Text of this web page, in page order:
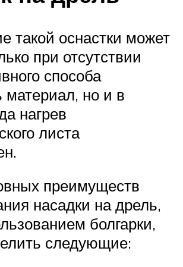
такой оснастки может
при отсутствии
способа
материал, но и в
нагрев
листа
преимуществ
насадки на дрель,
болгарки,
следующие: